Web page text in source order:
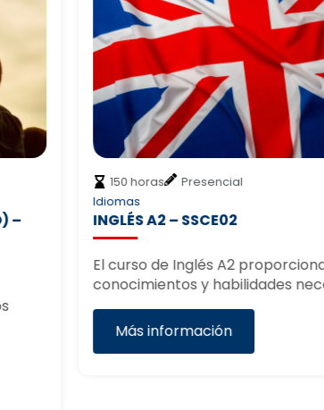
150 horas
Presencial
Idiomas
INGLÉS A2 – SSCE02
El curso de Inglés A2 proporciona
conocimientos y habilidades
Más información